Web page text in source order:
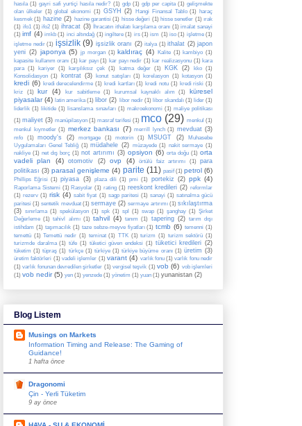
hasıla (1) gayri safi yurtiçi hasıla nedir? (1) gdp (1) gdp per capita (1) gelişmekte
olan ülkeler (1) global ekonomi (1) GSYH (2) Hangi Finansal Tablo (1)
haraç
kesmek (1) hazine (2) hazine garantisi (1) hisse değeri (1) hisse senetler (1) ırak
(1) ifo1 (1) ifo2 (1) ihracat (3) İhracatın ithalatı karşılama oranı (1) imalat sanayi
(1) imf (4) imkb (1) inci altındağ (1) ingiltere (1) irs (1) ism (1) iso (1) işletme (1)
işletme nedir (1) işsizlik (9) işsizlik oranı (2) italya (1) ithalat (2) japon
yeni (2) japonya (5) jp morgan (1) kaldıraç (4) Kalite (1) kambiyo (1)
kapasite kullanım oranı (1) kar payı (1) kar payı nedir (1) kar realizasyonu (1) kara
para (1) kariyer (1) karşılıksız çek (1) katma değer (1) KGK (2) kko (1)
Konsolidasyon (1) kontrat (3) konut satışları (1) korelasyon (1) kotasyon (1)
kredi (6) kredi derecelendirme (1) kredi kartları (1) kredi notu (1) kredi riski (1)
kriz
(1) kur (4) kur sabitleme (1) kurumsal kaynaklı alım (1)
küresel
piyasalar (4) latin amerika (1) libor (2) libor nedir (1) libor skandalı (1) lider (1)
liderlik (1) likitide (1) lisanslama sınavları (1) makroekonomi (1) maliye politikası
(1) maliyet (3) manüpilasyon (1) masraf tarifesi (1) mco (29) menkul (1)
menkul kıymetler (1) merkez bankası (7) merrill lynch (1) mevduat (3)
mfo (1) moody's (2) mortgage (1) motorin (1) MSUGT (2)
Muhasebe
Uygulamaları Genel Tebliğ (1) müdahele (2) müzayede (1) nakit sermaye (1)
nakliye (1) net dış borç (1) not artırımı (3) opsiyon (6) orta doğu (1) orta
vadeli plan
(4) otomotiv (2) ovp (4) örtülü faiz artırımı (1)
para
politikası (3) parasal genişleme (4) parite (11) pasif (1) petrol (6)
Phillips Eğrisi (1) piyasa (3) plaza dili (1) pmi (1) portekiz (2) ppk (4)
Raporlama Sistemi (1) Rasyolar (1) rating (1) reeskont kredileri (2) reformlar
(1) rezerv (1) risk (4) sabit fiyat (1) sagp paritesi (1) sanayi (1) satınalma gücü
paritesi (1) sentetik mevduat (1) sermaye (2) sermaye artırımı (1) sıkılaştırma
(3) sınırlama (1) spekülasyon (1) spk (1) spl (1) swap (1) şanghay (1) Şirket
Değerleme (1) tahivl alımı (1) tahvil (4) tanım (1) tapering (2) tarım dışı
istihdam (1) taşımacılık (1) taze sebze-meyve fiyatları (1) tcmb (6) temenni (1)
temettü (1) Temettü nedir (1) teminat (1) TTK (1) turizm (1) turizm sektörü (1)
turizmde daralma (1) tüfe (1) tüketici güven endeksi (1) tüketici kredileri (2)
tüketim (1) tüpraş (1) türkçe (1) türkiye (1) türkiye büyüme oranı (1) üretim (3)
üretim faktörleri (1) vadeli işlemler (1) varant (4) varlık fonu (1) varlık fonu nedir
(1) varlık fonunan devredilen şirketler (1) vergisel teşvik (1) vob (6) vob işlemleri
(1) vob nedir (5) yen (1) yenzede (1) yönetim (1) yuan (1) yunanistan (2)
Blog Listem
Musings on Markets
Information Timing and Release: The Gaming of
Guidance!
1 hafta önce
Dragonomi
Çin - Yerli Tüketim
9 ay önce